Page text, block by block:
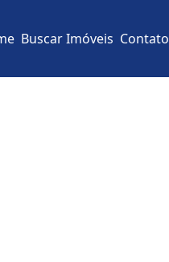
Buscar Imóveis Contato